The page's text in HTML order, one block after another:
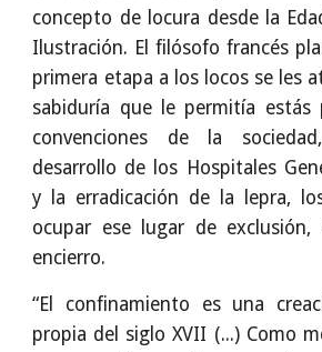
concepto de locura desde la
Ilustración. El filósofo francés
primera etapa a los locos se les
sabiduría que le permitía estás
convenciones de la
desarrollo de los Hospitales
y la erradicación de la lepra,
ocupar ese lugar de exclusión,
encierro.
“El confinamiento es una
propia del siglo XVII (...) Como